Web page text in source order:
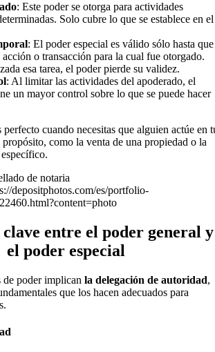
: Este poder se otorga para actividades
Solo cubre lo que se establece en el
: El poder especial es válido sólo hasta que
acción o transacción para la cual fue otorgado.
esa tarea, el poder pierde su validez.
: Al limitar las actividades del apoderado, el
un mayor control sobre lo que se puede hacer
perfecto cuando necesitas que alguien actúe en
como la venta de una propiedad o la
depositphotos.com/es/portfolio-
entre el poder general y
el poder especial
poder implican la delegación de autoridad,
que los hacen adecuados para